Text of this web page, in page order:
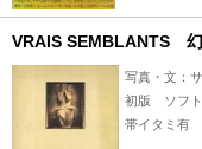
VRAIS SEMBLANTS
写真・文：
初版 ソフ
帯イタミ有